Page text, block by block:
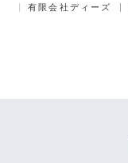
有限会社ディーズ